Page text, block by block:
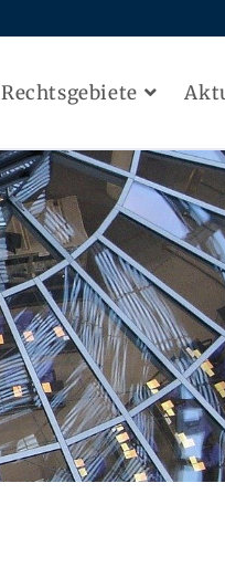
Rechtsgebiete